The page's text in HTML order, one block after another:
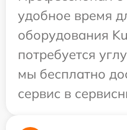
удобное время
оборудования
потребуется
мы бесплатно
сервис в